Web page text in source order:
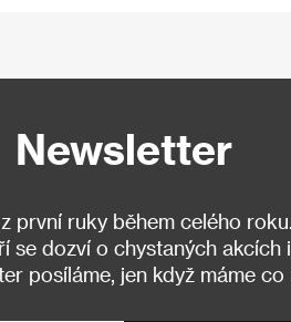
Newsletter
první ruky během celého roku.
se dozví o chystaných akcích
posíláme, jen když máme co